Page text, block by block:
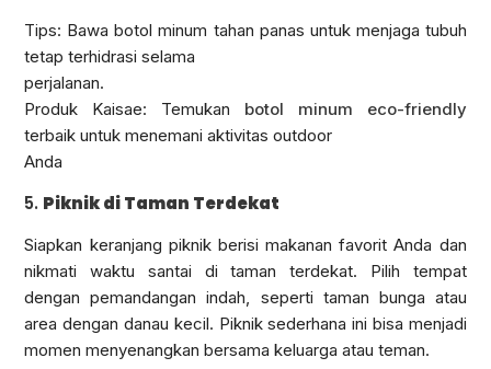
Tips: Bawa botol minum tahan panas untuk menjaga tubuh
tetap terhidrasi selama
perjalanan.
Produk Kaisae: Temukan botol minum eco-friendly
terbaik untuk menemani aktivitas outdoor
Anda
5. Piknik di Taman Terdekat
Siapkan keranjang piknik berisi makanan favorit Anda dan
nikmati waktu santai di taman terdekat. Pilih tempat
dengan pemandangan indah, seperti taman bunga atau
area dengan danau kecil. Piknik sederhana ini bisa menjadi
momen menyenangkan bersama keluarga atau teman.